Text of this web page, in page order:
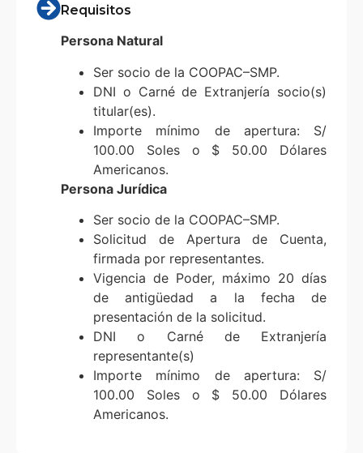
Requisitos
Persona Natural
Ser socio de la COOPAC–SMP.
DNI o Carné de Extranjería socio(s)
titular(es).
Importe mínimo de apertura: S/
100.00 Soles o $ 50.00 Dólares
Americanos.
Persona Jurídica
Ser socio de la COOPAC–SMP.
Solicitud de Apertura de Cuenta,
firmada por representantes.
Vigencia de Poder, máximo 20 días
de antigüedad a la fecha de
presentación de la solicitud.
DNI o Carné de Extranjería
representante(s)
Importe mínimo de apertura: S/
100.00 Soles o $ 50.00 Dólares
Americanos.